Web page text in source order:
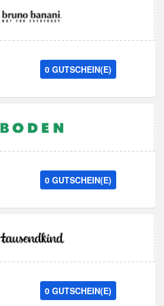
0 GUTSCHEIN(E)
0 GUTSCHEIN(E)
0 GUTSCHEIN(E)